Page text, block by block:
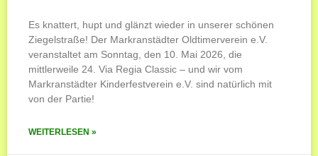
Es knattert, hupt und glänzt wieder in unserer schönen
Ziegelstraße! Der Markranstädter Oldtimerverein e.V.
veranstaltet am Sonntag, den 10. Mai 2026, die
mittlerweile 24. Via Regia Classic – und wir vom
Markranstädter Kinderfestverein e.V. sind natürlich mit
von der Partie!
WEITERLESEN »